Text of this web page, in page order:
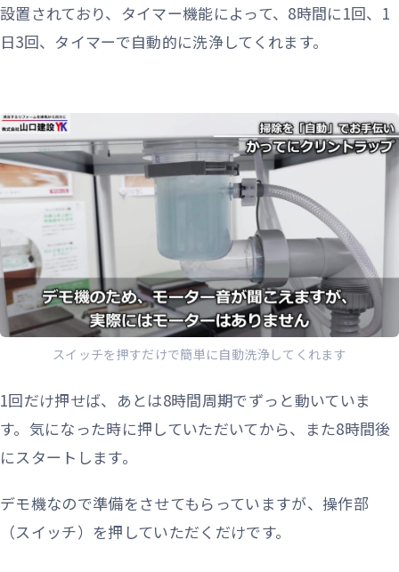
設置されており、タイマー機能によって、8時間に1回、1
日3回、タイマーで自動的に洗浄してくれます。
スイッチを押すだけで簡単に自動洗浄してくれます
1回だけ押せば、あとは8時間周期でずっと動いていま
す。気になった時に押していただいてから、また8時間後
にスタートします。
デモ機なので準備をさせてもらっていますが、操作部
（スイッチ）を押していただくだけです。